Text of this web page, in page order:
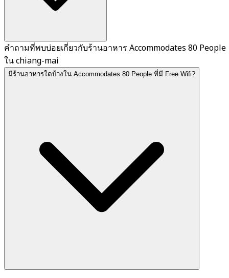
คำถามที่พบบ่อยเกี่ยวกับร้านอาหาร Accommodates 80 People
ใน chiang-mai
มีร้านอาหารใดบ้างใน Accommodates 80 People ที่มี Free Wifi?